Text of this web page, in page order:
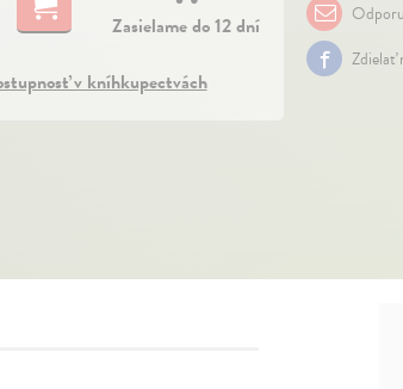
Zasielame do 12 dní
v kníhkupectvách
Zdielať